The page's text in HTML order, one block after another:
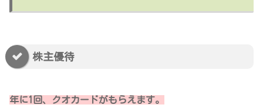
株主優待
年に1回、クオカードがもらえます。